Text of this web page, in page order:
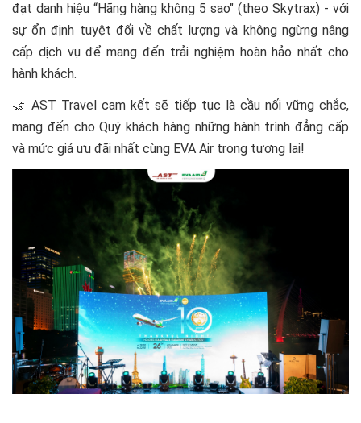
đạt danh hiệu “Hãng hàng không 5 sao" (theo Skytrax) - với
sự ổn định tuyệt đối về chất lượng và không ngừng nâng
cấp dịch vụ để mang đến trải nghiệm hoàn hảo nhất cho
hành khách.
🤝 AST Travel cam kết sẽ tiếp tục là cầu nối vững chắc,
mang đến cho Quý khách hàng những hành trình đẳng cấp
và mức giá ưu đãi nhất cùng EVA Air trong tương lai!